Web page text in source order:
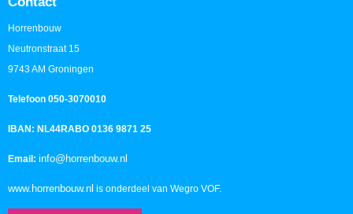
Horrenbouw
Neutronstraat 15
9743 AM Groningen
Telefoon 050-3070010
IBAN: NL44RABO 0136 9871 25
Email: info@horrenbouw.nl
www.horrenbouw.nl is onderdeel van Wegro VOF.